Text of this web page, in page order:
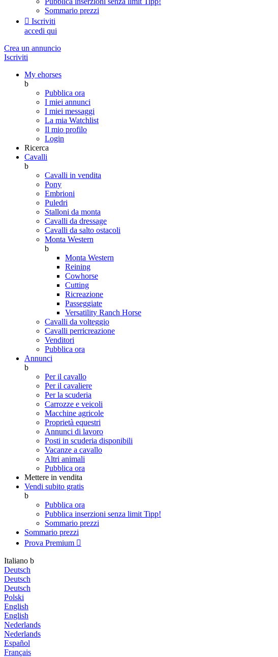
Sommario prezzi
 Iscriviti
accedi qui
Crea un annuncio
Iscriviti
My ehorses
b
Pubblica ora
I miei annunci
I miei messaggi
La mia Watchlist
Il mio profilo
Login
Ricerca
Cavalli
b
Cavalli in vendita
Pony
Embrioni
Puledri
Stalloni da monta
Cavalli da dressage
Cavalli da salto ostacoli
Monta Western
b
Monta Western
Reining
Cowhorse
Cutting
Ricreazione
Passeggiate
Versatility Ranch Horse
Cavalli da volteggio
Cavalli perricreazione
Venditori
Pubblica ora
Annunci
b
Per il cavallo
Per il cavaliere
Per la scuderia
Carrozze e veicoli
Macchine agricole
Proprietà equestri
Annunci di lavoro
Posti in scuderia disponibili
Vacanze a cavallo
Altri animali
Pubblica ora
Mettere in vendita
Vendi subito gratis
b
Pubblica ora
Pubblica inserzioni senza limit Tipp!
Sommario prezzi
Sommario prezzi
Prova Premium 
Italiano b
Deutsch
Deutsch
Deutsch
Polski
English
English
Nederlands
Nederlands
Español
Français